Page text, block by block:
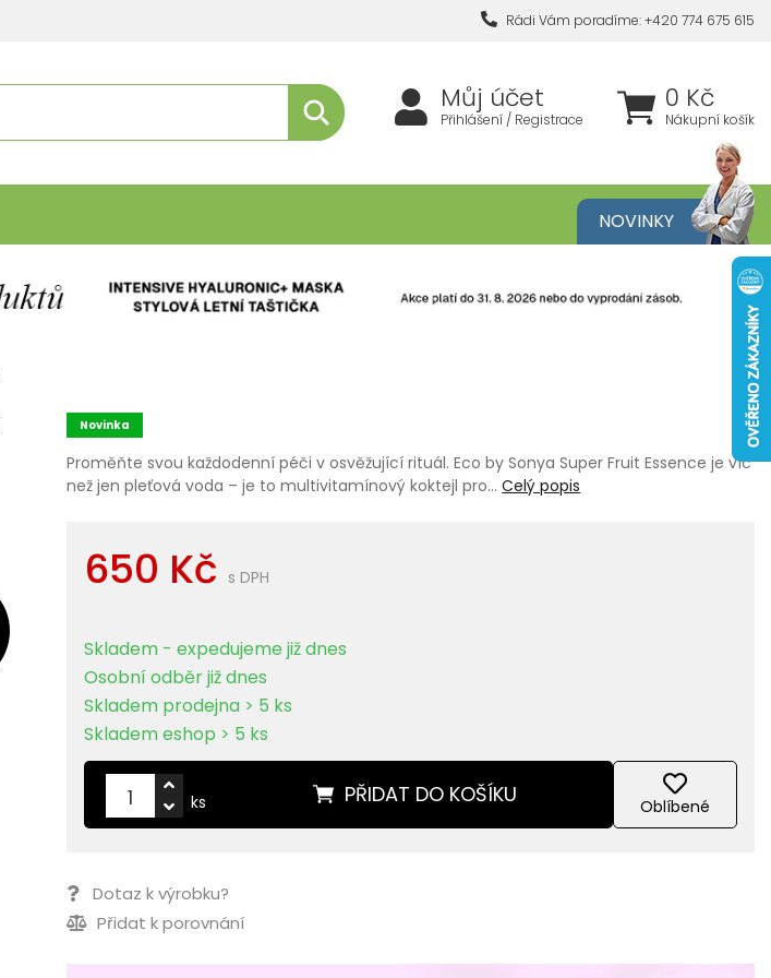
Rádi Vám poradíme: +420 774 675 615
0 Kč
Nákupní košík
Můj účet
Přihlášení / Registrace
NOVINKY
Novinka
Proměňte svou každodenní péči v osvěžující rituál. Eco by Sonya Super Fruit Essence je víc
než jen pleťová voda – je to multivitamínový koktejl pro…Celý popis
650 Kč s DPH
Skladem - expedujeme již dnes
Osobní odběr již dnes
Skladem prodejna > 5 ks
Skladem eshop > 5 ks
PŘIDAT DO KOŠÍKU
ks Oblíbené
Dotaz k výrobku?
Přidat k porovnání